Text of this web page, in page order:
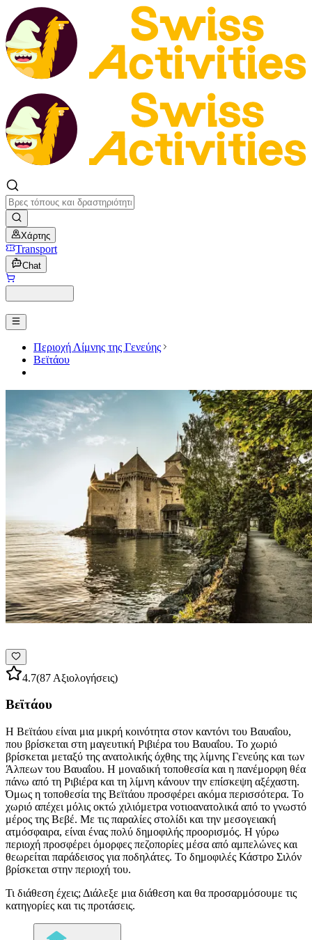
Χάρτης
Transport
Chat
Περιοχή Λίμνης της Γενεύης
Βεϊτάου
4.7(87 Αξιολογήσεις)
Βεϊτάου
Η Βεϊτάου είναι μια μικρή κοινότητα στον καντόνι του Βαυαΐου,
που βρίσκεται στη μαγευτική Ριβιέρα του Βαυαΐου. Το χωριό
βρίσκεται μεταξύ της ανατολικής όχθης της λίμνης Γενεύης και των
Άλπεων του Βαυαΐου. Η μοναδική τοποθεσία και η πανέμορφη θέα
πάνω από τη Ριβιέρα και τη λίμνη κάνουν την επίσκεψη αξέχαστη.
Όμως η τοποθεσία της Βεϊτάου προσφέρει ακόμα περισσότερα. Το
χωριό απέχει μόλις οκτώ χιλιόμετρα νοτιοανατολικά από το γνωστό
μέρος της Βεβέ. Με τις παραλίες στολίδι και την μεσογειακή
ατμόσφαιρα, είναι ένας πολύ δημοφιλής προορισμός. Η γύρω
περιοχή προσφέρει όμορφες πεζοπορίες μέσα από αμπελώνες και
θεωρείται παράδεισος για ποδηλάτες. Το δημοφιλές Κάστρο Σιλόν
βρίσκεται στην περιοχή του.
Τι διάθεση έχεις; Διάλεξε μια διάθεση και θα προσαρμόσουμε τις
κατηγορίες και τις προτάσεις.